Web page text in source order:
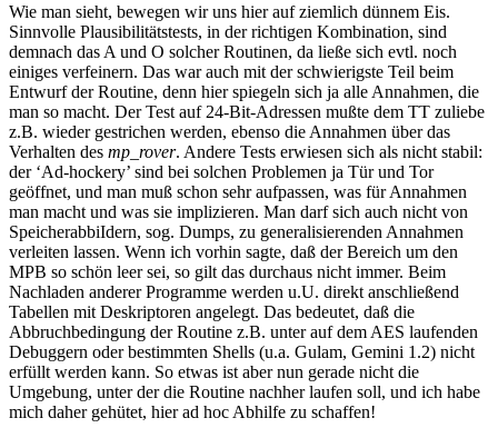
Wie man sieht, bewegen wir uns hier auf ziemlich dünnem Eis.
Sinnvolle Plausibilitätstests, in der richtigen Kombination, sind
demnach das A und O solcher Routinen, da ließe sich evtl. noch
einiges verfeinern. Das war auch mit der schwierigste Teil beim
Entwurf der Routine, denn hier spiegeln sich ja alle Annahmen, die
man so macht. Der Test auf 24-Bit-Adressen mußte dem TT zuliebe
z.B. wieder gestrichen werden, ebenso die Annahmen über das
Verhalten des mp_rover. Andere Tests erwiesen sich als nicht stabil:
der ‘Ad-hockery’ sind bei solchen Problemen ja Tür und Tor
geöffnet, und man muß schon sehr aufpassen, was für Annahmen
man macht und was sie implizieren. Man darf sich auch nicht von
SpeicherabbiIdern, sog. Dumps, zu generalisierenden Annahmen
verleiten lassen. Wenn ich vorhin sagte, daß der Bereich um den
MPB so schön leer sei, so gilt das durchaus nicht immer. Beim
Nachladen anderer Programme werden u.U. direkt anschließend
Tabellen mit Deskriptoren angelegt. Das bedeutet, daß die
Abbruchbedingung der Routine z.B. unter auf dem AES laufenden
Debuggern oder bestimmten Shells (u.a. Gulam, Gemini 1.2) nicht
erfüllt werden kann. So etwas ist aber nun gerade nicht die
Umgebung, unter der die Routine nachher laufen soll, und ich habe
mich daher gehütet, hier ad hoc Abhilfe zu schaffen!